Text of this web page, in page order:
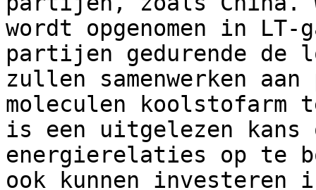
wordt opgenomen in
partijen gedurende
zullen samenwerken
moleculen koolstofarm
is een uitgelezen kans
energierelaties op te
ook kunnen investeren